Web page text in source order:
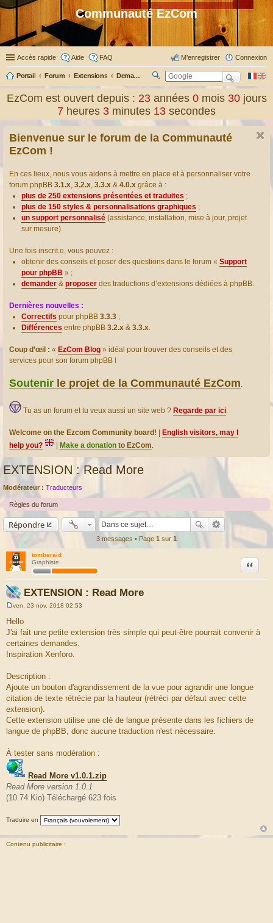
Communauté EzCom
Accès rapide Aide FAQ Connexion
M’enregistrer
Portail Forum Extensions Demander ou proposer des traductions d’extensions
ec
ch
er
EzCom est ouvert depuis : 23 années0 mois30 jours
7 heures 3 minutes 14 secondes
Bienvenue sur le forum de la Communauté
EzCom !
En ces lieux, nous vous aidons à mettre en place et à personnaliser votre
forum phpBB 3.1.x, 3.2.x, 3.3.x & 4.0.x grâce à :
plus de 250 extensions présentées et traduites ;
plus de 150 styles & personnalisations graphiques ;
un support personnalisé (assistance, installation, mise à jour, projet
sur mesure).
Une fois inscrit.e, vous pouvez :
obtenir des conseils et poser des questions dans le forum « Support
pour phpBB » ;
demander & proposer des traductions d’extensions dédiées à phpBB.
Dernières nouvelles :
Correctifs pour phpBB 3.3.3 ;
Différences entre phpBB 3.2.x & 3.3.x.
Coup d’œil : « EzCom Blog » idéal pour trouver des conseils et des
services pour son forum phpBB !
Soutenir le projet de la Communauté EzCom.
Tu as un forum et tu veux aussi un site web ? Regarde par ici.
Welcome on the Ezcom Community board!
English visitors, may I
help you?
Make a donation to EzCom.
EXTENSION : Read More
Modérateur : Traducteurs
Règles du forum
Répondre
3 messages • Page 1 sur 1
tomberaid
Graphiste
EXTENSION : Read More
Citation
e
s
s
g
e
ven. 23 nov. 2018 02:53
Hello
J'ai fait une petite extension très simple qui peut-être pourrait convenir à
certaines demandes.
Inspiration Xenforo.
Description :
Ajoute un bouton d'agrandissement de la vue pour agrandir une longue
citation de texte rétrécie par la hauteur (rétréci par défaut avec cette
extension).
Cette extension utilise une clé de langue présente dans les fichiers de
langue de phpBB, donc aucune traduction n'est nécessaire.
À tester sans modération :
Read More v1.0.1.zip
Read More version 1.0.1
(10.74 Kio) Téléchargé 623 fois
Traduire en
Contenu publicitaire :